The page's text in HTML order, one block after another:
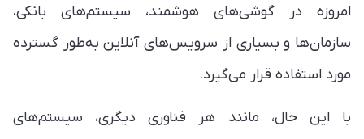
امروزه در گوشی‌های هوشمند، سیستم‌های بانکی،
سازمان‌ها و بسیاری از سرویس‌های آنلاین به‌طور گسترده
مورد استفاده قرار می‌گیرد.
با این حال، مانند هر فناوری دیگری، سیستم‌های